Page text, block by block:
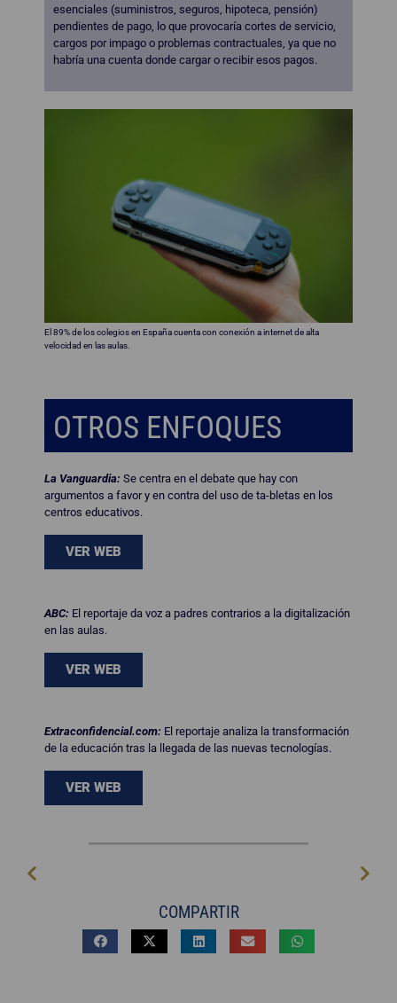
esenciales (suministros, seguros, hipoteca, pensión)
pendientes de pago, lo que provocaría cortes de servicio,
cargos por impago o problemas contractuales, ya que no
habría una cuenta donde cargar o recibir esos pagos.
El 89% de los colegios en España cuenta con conexión a internet de alta
velocidad en las aulas.
OTROS ENFOQUES
La Vanguardia: Se centra en el debate que hay con
argumentos a favor y en contra del uso de ta-bletas en los
centros educativos.
VER WEB
ABC: El reportaje da voz a padres contrarios a la digitalización
en las aulas.
VER WEB
Extraconfidencial.com: El reportaje analiza la transformación
de la educación tras la llegada de las nuevas tecnologías.
VER WEB
COMPARTIR